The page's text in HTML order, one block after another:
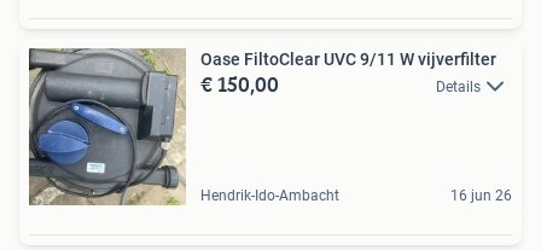
Oase FiltoClear UVC 9/11 W vijverfilter
€ 150,00 Details
Hendrik-Ido-Ambacht 16 jun 26